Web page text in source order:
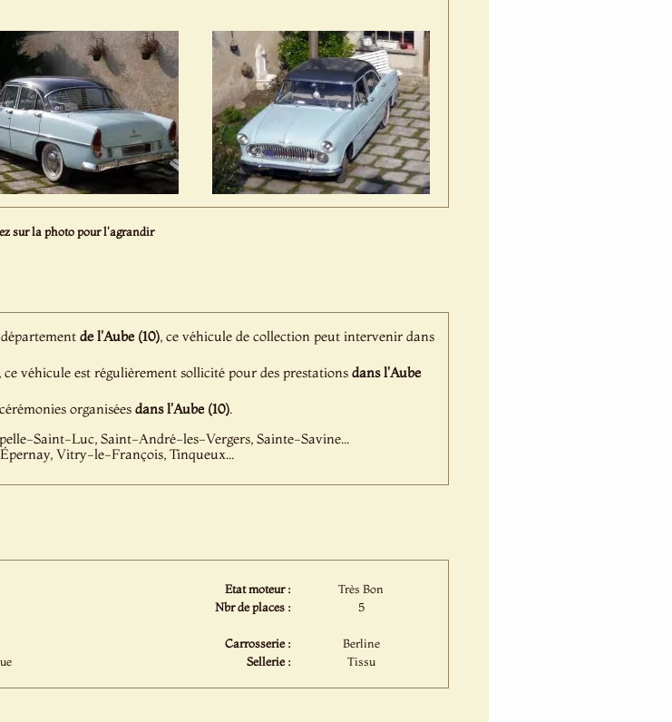
sur la photo pour l'agrandir
de l'Aube (10), ce véhicule de collection peut intervenir dans
ce véhicule est régulièrement sollicité pour des prestations dans l'Aube
organisées dans l'Aube (10).
Saint-Luc, Saint-André-les-Vergers, Sainte-Savine...
Vitry-le-François, Tinqueux...
Etat moteur :
Très Bon
Nbr de places :
5
Carrosserie :
Berline
Sellerie :
Tissu